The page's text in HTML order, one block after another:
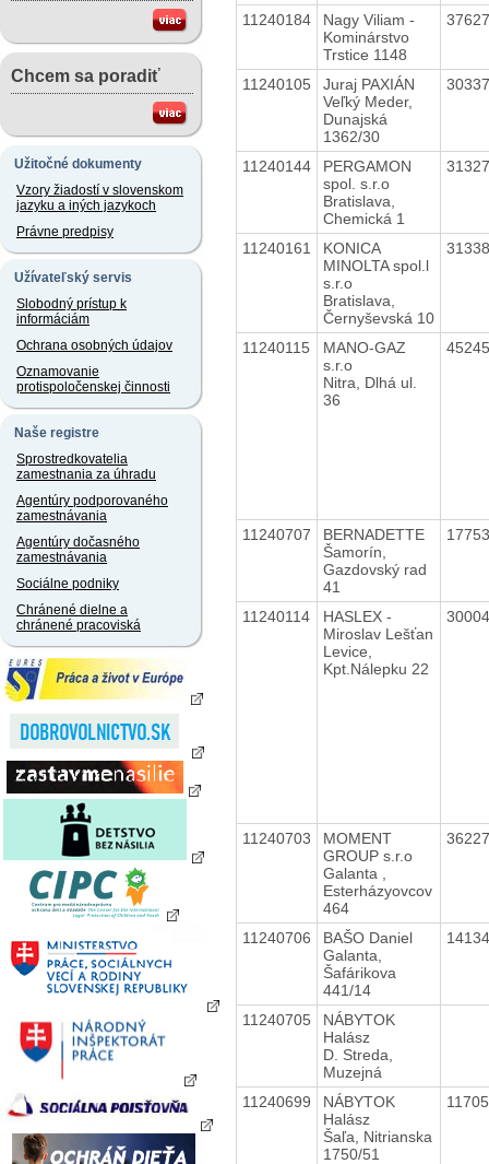
Chcem sa poradiť
Užitočné dokumenty
Vzory žiadostí v slovenskom
jazyku a iných jazykoch
Právne predpisy
Užívateľský servis
Slobodný prístup k
informáciám
Ochrana osobných údajov
Oznamovanie
protispoločenskej činnosti
Naše registre
Sprostredkovatelia
zamestnania za úhradu
Agentúry podporovaného
zamestnávania
Agentúry dočasného
zamestnávania
Sociálne podniky
Chránené dielne a
chránené pracoviská
11240184
Nagy Viliam -
Kominárstvo
Trstice 1148
11240105
Juraj PAXIÁN
Veľký Meder,
Dunajská
1362/30
11240144
PERGAMON
spol. s.r.o
Bratislava,
Chemická 1
11240161
KONICA
MINOLTA spol.l
s.r.o
Bratislava,
Černyševská 10
11240115
MANO-GAZ
s.r.o
Nitra, Dlhá ul.
36
11240707
BERNADETTE
Šamorín,
Gazdovský rad
41
11240114
HASLEX -
Miroslav Lešťan
Levice,
Kpt.Nálepku 22
11240703
MOMENT
GROUP s.r.o
Galanta ,
Esterházyovcov
464
11240706
BAŠO Daniel
Galanta,
Šafárikova
441/14
11240705
NÁBYTOK
Halász
D. Streda,
Muzejná
11240699
NÁBYTOK
Halász
Šaľa, Nitrianska
1750/51